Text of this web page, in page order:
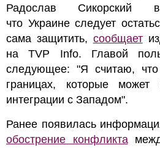
Радослав Сикорский
что Украине следует
сама защитить, сообщает
на TVP Info. Главой
следующее: "Я считаю,
границах, которые
интеграции с Западом".
Ранее появилась
обострение конфликта